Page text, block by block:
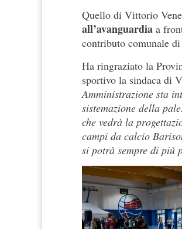
Quello di Vittorio
all’avanguardia a
contributo comunale
Ha ringraziato la
sportivo la sindaca di
Amministrazione sta
sistemazione della
che vedrà la
campi da calcio
si potrà sempre di più